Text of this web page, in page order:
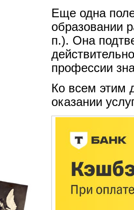
Еще одна
образовании
п.). Она
профессии
Ко всем этим
оказании